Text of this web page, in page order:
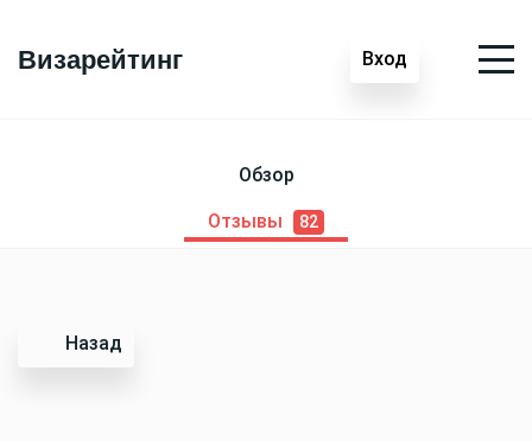
Визарейтинг Вход
Обзор
Отзывы 82
Назад